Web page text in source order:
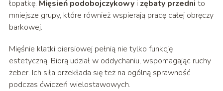
łopatkę. Mięsień podobojczykowyi zębaty przedni to
mniejsze grupy, które również wspierają pracę całej obręczy
barkowej.
Mięśnie klatki piersiowej pełnią nie tylko funkcję
estetyczną. Biorą udział w oddychaniu, wspomagając ruchy
żeber. Ich siła przekłada się też na ogólną sprawność
podczas ćwiczeń wielostawowych.